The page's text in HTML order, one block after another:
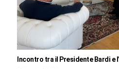
Incontro tra il Presidente Bardi e